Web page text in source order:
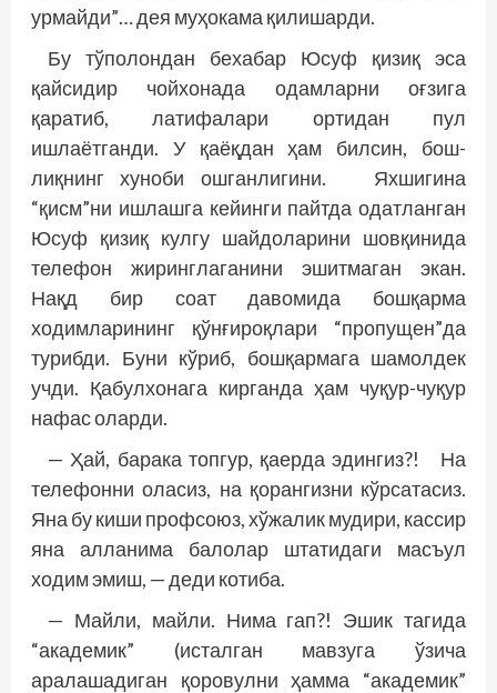
урмайди”… дея муҳокама қилишарди.
Бу тўполондан бехабар Юсуф қизиқ эса
қайсидир чойхонада одамларни оғзига
қаратиб, латифалари ортидан пул
ишлаётганди. У қаёқдан ҳам билсин, бош­
лиқнинг хуноби ошганлигини. Яхшигина
“қисм”ни ишлашга кейинги пайтда одатланган
Юсуф қизиқ кулгу шайдоларини шовқинида
телефон жиринглаганини эшитмаган экан.
Нақд бир соат давомида бошқарма
ходимларининг қўнғироқлари “пропущен”да
турибди. Буни кўриб, бошқармага шамолдек
учди. Қабулхонага кирганда ҳам чуқур-чуқур
нафас оларди.
— Ҳай, барака топгур, қаерда эдингиз?! На
телефонни оласиз, на қорангизни кўрсатасиз.
Яна бу киши профсоюз, хўжалик мудири, кассир
яна алланима балолар штатидаги масъул
ходим эмиш, — деди котиба.
— Майли, майли. Нима гап?! Эшик тагида
“академик” (исталган мавзуга ўзича
аралашадиган қоровулни ҳамма “академик”